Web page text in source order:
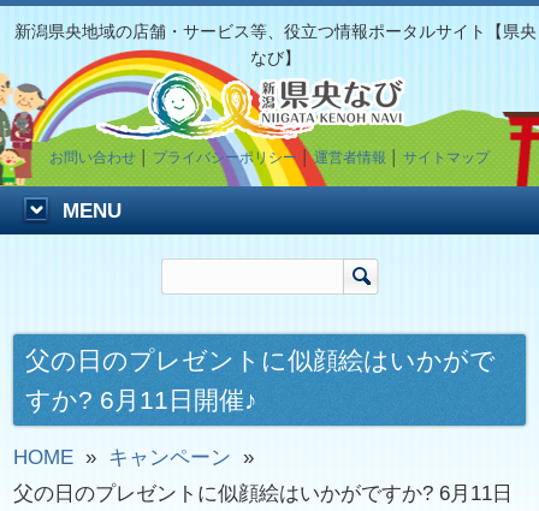
新潟県央地域の店舗・サービス等、役立つ情報ポータルサイト【県央
なび】
お問い合わせ プライバシーポリシー │運営者情報 サイトマップ
MENU
父の日のプレゼントに似顔絵はいかがで
すか? 6月11日開催♪
HOME » キャンペーン »
父の日のプレゼントに似顔絵はいかがですか? 6月11日